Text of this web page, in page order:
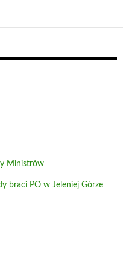
Ministrów
braci PO w Jeleniej Górze